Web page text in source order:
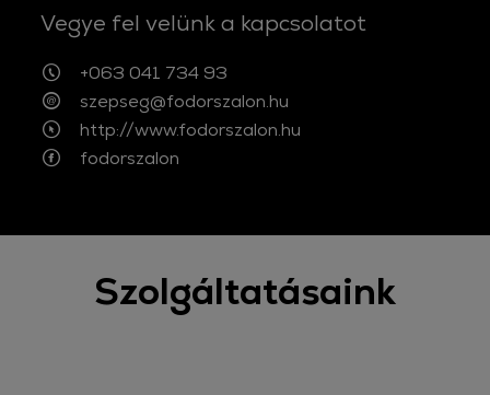
Vegye fel velünk a kapcsolatot
+063 041 734 93
szepseg@fodorszalon.hu
http://www.fodorszalon.hu
fodorszalon
Szolgáltatásaink